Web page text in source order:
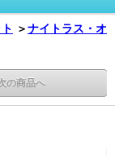
＞ナイトラス・オ
の商品へ